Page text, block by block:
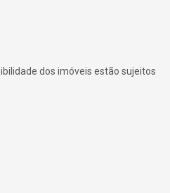
dos imóveis estão sujeitos